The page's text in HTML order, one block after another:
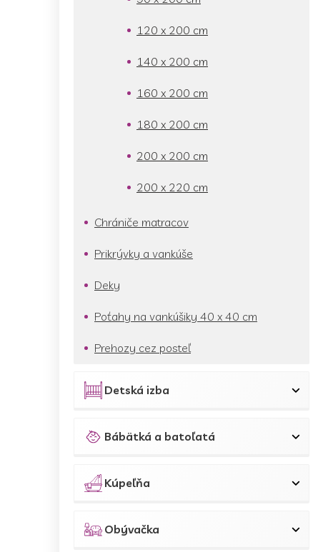
120 x 200 cm
140 x 200 cm
160 x 200 cm
180 x 200 cm
200 x 200 cm
200 x 220 cm
Chrániče matracov
Prikrývky a vankúše
Deky
Poťahy na vankúšiky 40 x 40 cm
Prehozy cez posteľ
Detská izba
Bábätká a batoľatá
Kúpeľňa
Obývačka